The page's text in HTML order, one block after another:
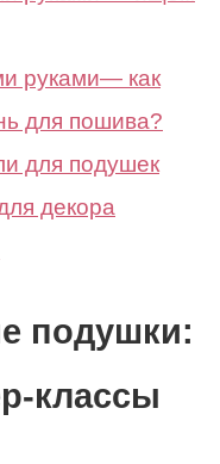
руками— как
для пошива?
для подушек
декора
подушки:
классы